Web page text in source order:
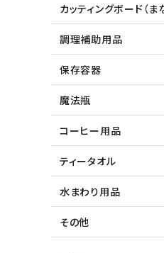
カッティングボード（ま
調理補助用品
保存容器
魔法瓶
コーヒー用品
ティータオル
水まわり用品
その他